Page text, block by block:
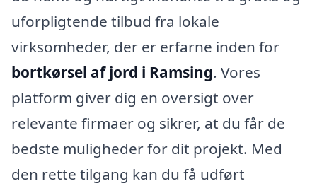
uforpligtende tilbud fra lokale
virksomheder, der er erfarne inden for
bortkørsel af jord i Ramsing. Vores
platform giver dig en oversigt over
relevante firmaer og sikrer, at du får de
bedste muligheder for dit projekt. Med
den rette tilgang kan du få udført